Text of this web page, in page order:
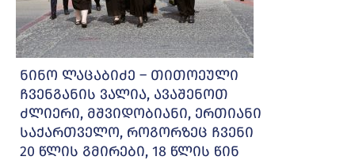
ნინო ლაცაბიძე – თითოეული
ჩვენგანის ვალია, ავაშენოთ
ძლიერი, მშვიდობიანი, ერთიანი
საქართველო, როგორზეც ჩვენი
20 წლის გმირები, 18 წლის წინ